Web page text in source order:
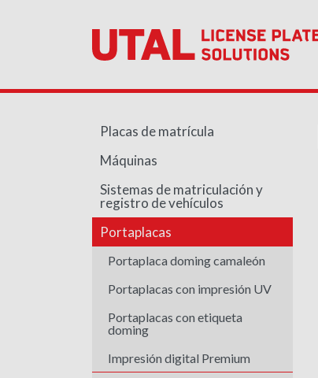
Placas de matrícula
Máquinas
Sistemas de matriculación y
registro de vehículos
Portaplacas
Portaplaca doming camaleón
Portaplacas con impresión UV
Portaplacas con etiqueta
doming
Impresión digital Premium